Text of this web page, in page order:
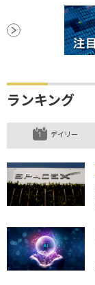
ランキング
デイリー